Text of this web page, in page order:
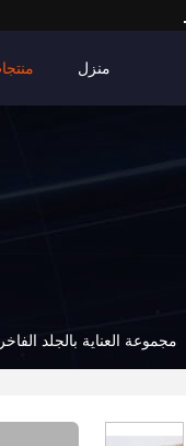
منزل
مجموعة العناية بالجلد